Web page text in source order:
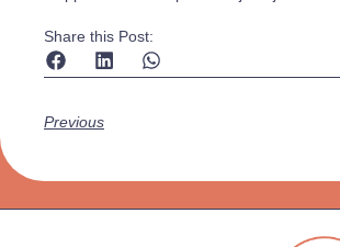
Share this Post:
Previous